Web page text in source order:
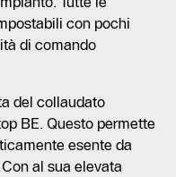
con pochi
di comando
del collaudato
BE. Questo permette
esente da
al sua elevata